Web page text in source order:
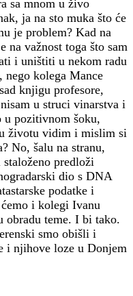
sa mnom u živo
ja na sto muka što će
je problem? Kad na
na važnost toga što sam
i uništiti u nekom radu
nego kolega Mance
knjigu profesore,
u struci vinarstva i
u pozitivnom šoku,
životu vidim i mislim si
No, šalu na stranu,
predloži
dio s DNA
podatke i
i kolegi Ivanu
obradu teme. I bi tako.
smo obišli i
i njihove loze u Donjem